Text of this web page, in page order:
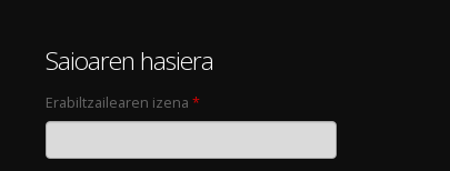
Saioaren hasiera
Erabiltzailearen izena *